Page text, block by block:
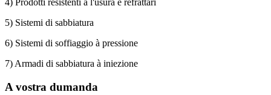
4) Prodotti resistenti à l'usura è refrattari
5) Sistemi di sabbiatura
6) Sistemi di soffiaggio à pressione
7) Armadi di sabbiatura à iniezione
A vostra dumanda